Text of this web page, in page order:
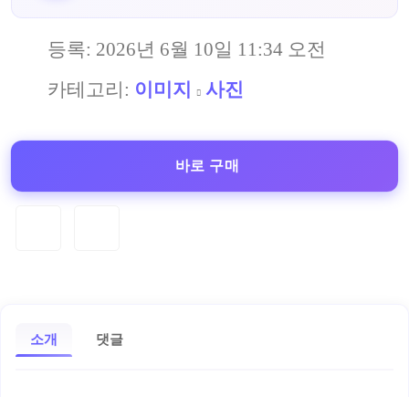
등록: 2026년 6월 10일 11:34 오전
카테고리: 이미지 사진
바로 구매
소개 댓글